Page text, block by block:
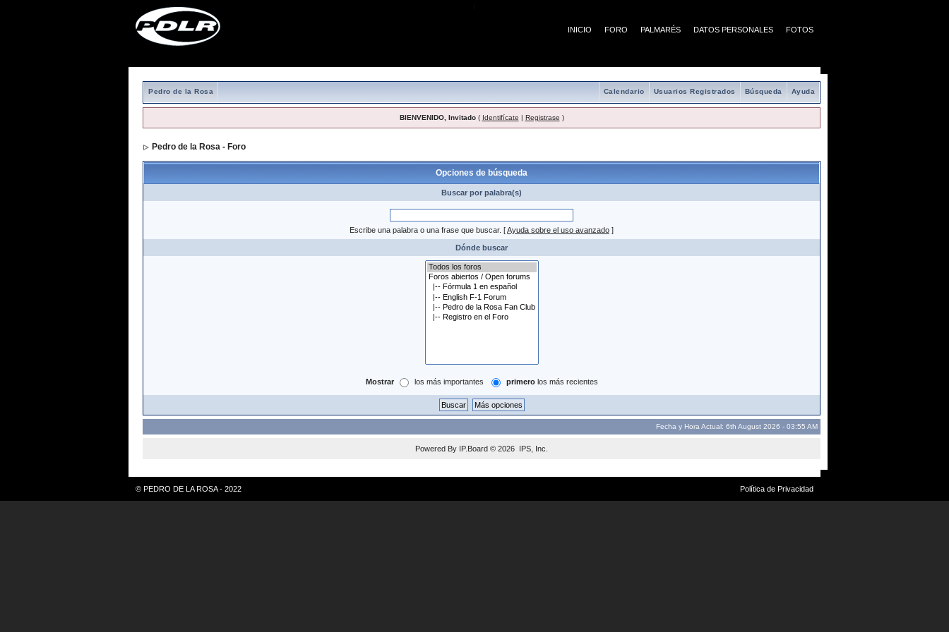
INICIO FORO PALMARÉS DATOS PERSONALES FOTOS
Pedro de la Rosa Ayuda
Búsqueda
Usuarios Registrados
Calendario
BIENVENIDO, Invitado( Identifícate | Registrase )
Pedro de la Rosa - Foro
Opciones de búsqueda
Buscar por palabra(s)
Escribe una palabra o una frase que buscar. [Ayuda sobre el uso avanzado ]
Dónde buscar
Mostrar los más importantes primerolos más recientes
Fecha y Hora Actual: 6th August 2026 - 03:55 AM
Powered By IP.Board © 2026 IPS, Inc
© PEDRO DE LA ROSA - 2022 Política de Privacidad